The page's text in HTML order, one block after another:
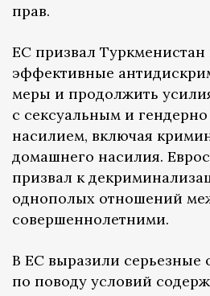
прав.
ЕС призвал Туркменистан
эффективные
меры и продолжить
с сексуальным и
насилием, включая
домашнего насилия.
призвал к
однополых отношений
совершеннолетними.
В ЕС выразили серьезные
по поводу условий